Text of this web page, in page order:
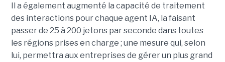
Il a également augmenté la capacité de traitement
des interactions pour chaque agent IA, la faisant
passer de 25 à 200 jetons par seconde dans toutes
les régions prises en charge ; une mesure qui, selon
lui, permettra aux entreprises de gérer un plus grand